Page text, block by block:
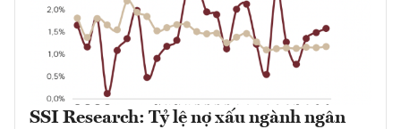
SSI Research: Tỷ lệ nợ xấu ngành ngân